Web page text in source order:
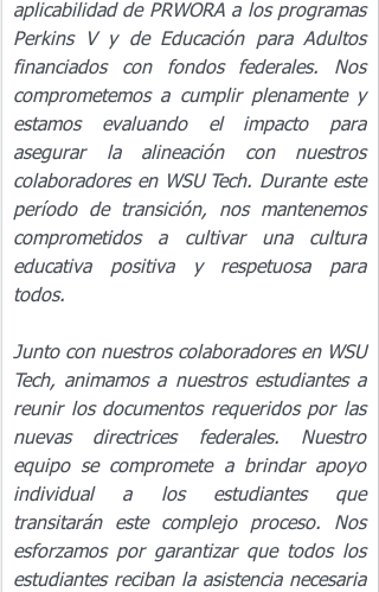
aplicabilidad de PRWORA a los programas
Perkins V y de Educación para Adultos
financiados con fondos federales. Nos
comprometemos a cumplir plenamente y
estamos evaluando el impacto para
asegurar la alineación con nuestros
colaboradores en WSU Tech. Durante este
período de transición, nos mantenemos
comprometidos a cultivar una cultura
educativa positiva y respetuosa para
todos.
Junto con nuestros colaboradores en WSU
Tech, animamos a nuestros estudiantes a
reunir los documentos requeridos por las
nuevas directrices federales. Nuestro
equipo se compromete a brindar apoyo
individual a los estudiantes que
transitarán este complejo proceso. Nos
esforzamos por garantizar que todos los
estudiantes reciban la asistencia necesaria